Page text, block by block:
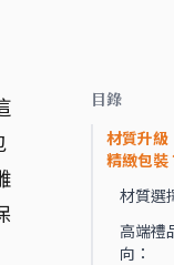
目錄
材質升級
精緻包裝
材質選
高端禮
向：